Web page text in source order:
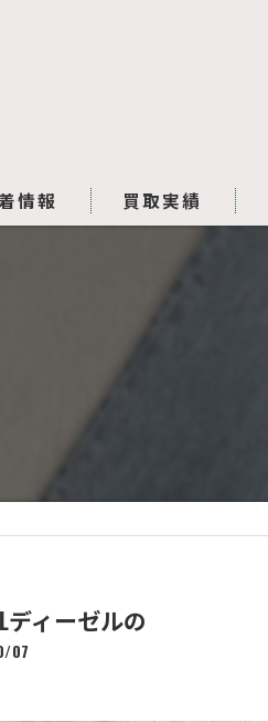
情報 買取実績
ディーゼルの
07